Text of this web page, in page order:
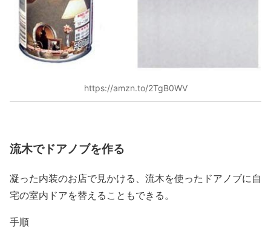
https://amzn.to/2TgB0WV
流木でドアノブを作る
凝った内装のお店で見かける、流木を使ったドアノブに自
宅の室内ドアを替えることもできる。
手順